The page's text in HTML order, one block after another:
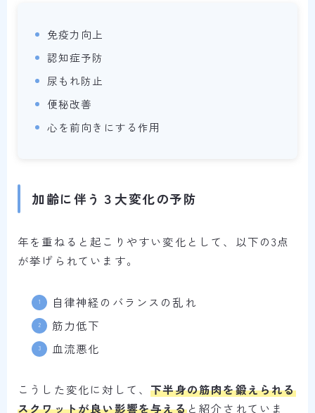
免疫力向上
認知症予防
尿もれ防止
便秘改善
心を前向きにする作用
加齢に伴う３大変化の予防
年を重ねると起こりやすい変化として、以下の3点
が挙げられています。
自律神経のバランスの乱れ
筋力低下
血流悪化
こうした変化に対して、下半身の筋肉を鍛えられる
スクワットが良い影響を与えると紹介されていま